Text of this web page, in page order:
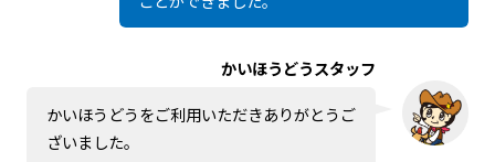
かいほうどうスタッフ
かいほうどうをご利用いただきありがとうご
ざいました。